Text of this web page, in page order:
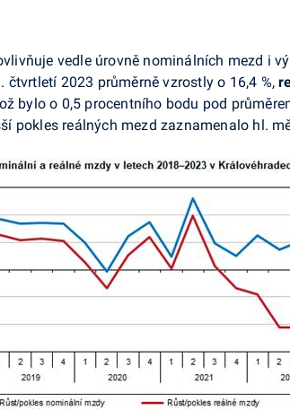
vedle úrovně nominálních mezd i
čtvrtletí 2023 průměrně vzrostly o 16,4 %,
bylo o 0,5 procentního bodu pod
pokles reálných mezd zaznamenalo hl.